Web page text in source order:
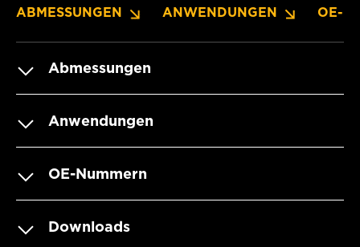
ABMESSUNGEN ANWENDUNGEN OE-
Abmessungen
Anwendungen
OE-Nummern
Downloads